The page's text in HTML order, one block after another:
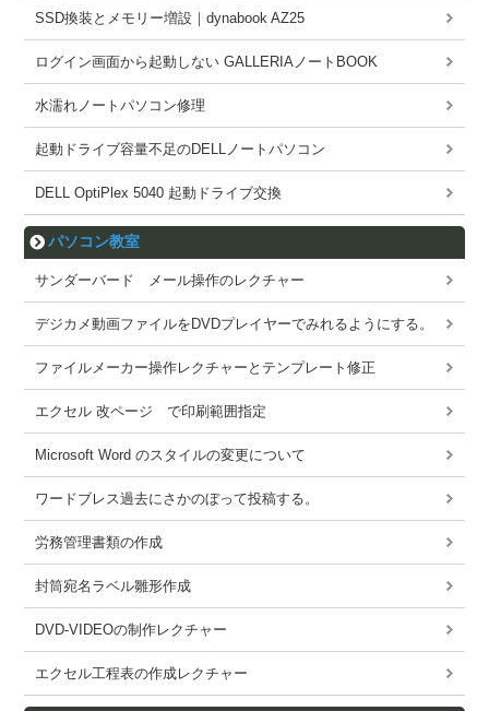
SSD換装とメモリー増設｜dynabook AZ25
ログイン画面から起動しない GALLERIAノートBOOK
水濡れノートパソコン修理
起動ドライブ容量不足のDELLノートパソコン
DELL OptiPlex 5040 起動ドライブ交換
パソコン教室
サンダーバード メール操作のレクチャー
デジカメ動画ファイルをDVDプレイヤーでみれるようにする。
ファイルメーカー操作レクチャーとテンプレート修正
エクセル 改ページ で印刷範囲指定
Microsoft Word のスタイルの変更について
ワードブレス過去にさかのぼって投稿する。
労務管理書類の作成
封筒宛名ラベル雛形作成
DVD-VIDEOの制作レクチャー
エクセル工程表の作成レクチャー